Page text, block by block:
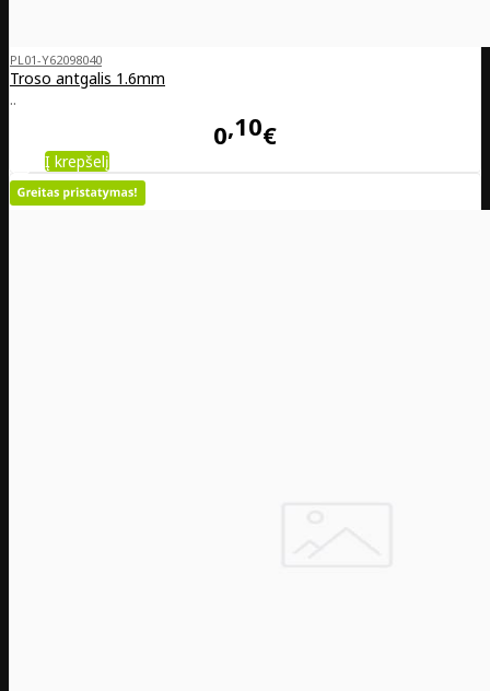
PL01-Y62098040
Troso antgalis 1.6mm
..
0 10€
Į krepšelį